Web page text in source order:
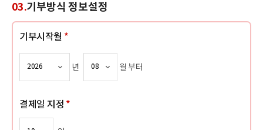
03.기부방식 정보설정
기부시작월 *
년 월 부터
결제일 지정 *